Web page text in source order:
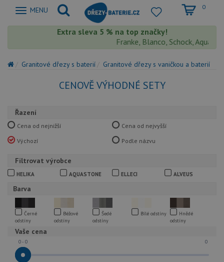
Zobrazit
MENU 0
Extra sleva 5 % na top značky!
Franke, Blanco, Schock,
Granitové dřezy s baterií Granitové dřezy s vaničkou a baterií
CENOVĚ VÝHODNÉ SETY
Řazení
Cena od nejnižší
Cena od nejvyšší
Výchozí
Podle názvu
Filtrovat výrobce
HELIKA AQUASTONE ELLECI ALVEUS
Barva
Černé
odstíny
Béžové
odstíny
Šedé
odstíny
Bílé odstíny
Hnědé
odstíny
Vaše cena
0
0 - 0